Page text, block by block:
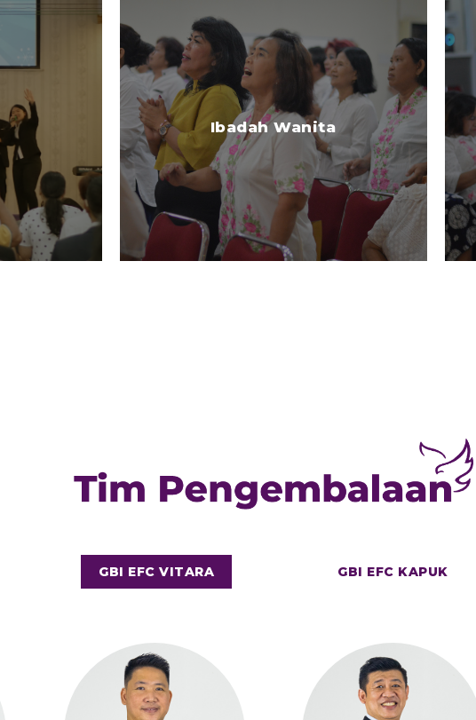
Ibadah Wanita
GBI EFC VITARA GBI EFC KAPUK